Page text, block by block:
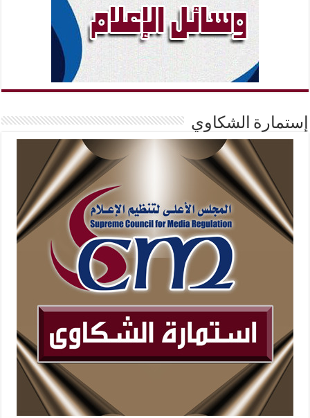
إستمارة الشكاوي